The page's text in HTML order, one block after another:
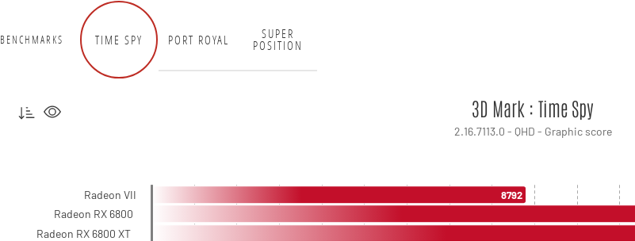
BENCHMARKS TIME SPY PORT ROYAL SUPER
POSITION
3D Mark : Time Spy
2.16.7113.0 - QHD - Graphic score
Radeon VII
Radeon RX 6800
Radeon RX 6800 XT
8792